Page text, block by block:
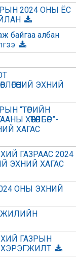
2024 ОНЫ ЁС
байгаа албан
ЭХНИЙ
“ТӨРИЙН
ХӨТӨЛБӨР”-
ХАГАС
ГАЗРААС 2024
ЭХНИЙ ХАГАС
ОНЫ ЭХНИЙ
ЖИЛИЙН
ГАЗРЫН